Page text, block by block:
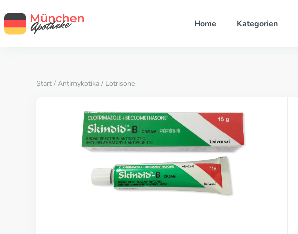
Home Kategorien
Start / Antimykotika / Lotrisone